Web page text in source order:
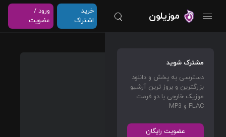
موزیلون
خرید
اشتراک
ورود /
عضویت
مشترک شوید
دسترسی به پخش و دانلود
بزرگترین و بروز ترین آرشیو
موزیک خارجی با دو فرمت
FLAC و MP3
عضویت رایگان